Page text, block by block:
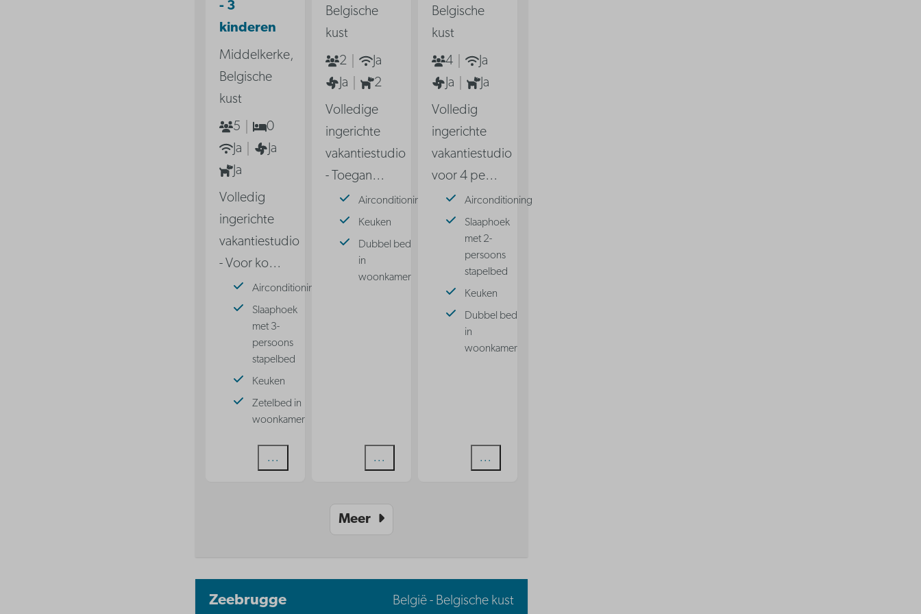
- 3
kinderen
Middelkerke,
Belgische
kust
5
0
Ja
Ja
Ja
Volledig
ingerichte
vakantiestudio
- Voor ko…
Airconditioning
Slaaphoek
met 3-
persoons
stapelbed
Keuken
Zetelbed in
woonkamer
Bekijken
Belgische
kust
2
Ja
Ja
2
Volledige
ingerichte
vakantiestudio
- Toegan…
Airconditioning
Keuken
Dubbel bed
in
woonkamer
Bekijken
Belgische
kust
4
Ja
Ja
Ja
Volledig
ingerichte
vakantiestudio
voor 4 pe…
Airconditioning
Slaaphoek
met 2-
persoons
stapelbed
Keuken
Dubbel bed
in
woonkamer
Bekijken
Meer
Zeebrugge België - Belgische kust